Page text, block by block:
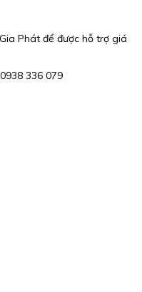
Phát để được hỗ trợ giá
336 079